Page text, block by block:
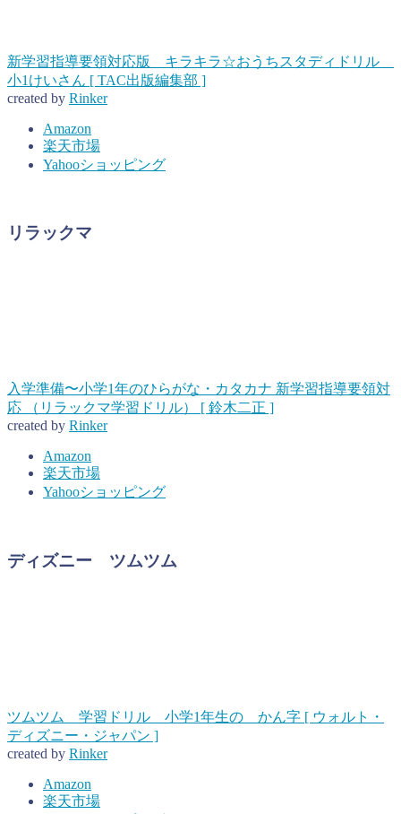
新学習指導要領対応版 キラキラ☆おうちスタディドリル
小1けいさん [ TAC出版編集部 ]
created by Rinker
Amazon
楽天市場
Yahooショッピング
リラックマ
入学準備〜小学1年のひらがな・カタカナ 新学習指導要領対
応 （リラックマ学習ドリル） [ 鈴木二正 ]
created by Rinker
Amazon
楽天市場
Yahooショッピング
ディズニー ツムツム
ツムツム 学習ドリル 小学1年生の かん字 [ ウォルト・
ディズニー・ジャパン ]
created by Rinker
Amazon
楽天市場